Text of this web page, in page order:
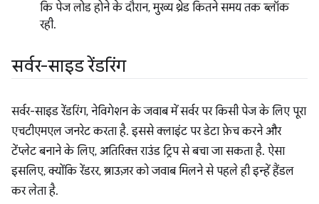
कि पेज लोड होने के दौरान, मुख्य थ्रेड कितने समय तक ब्लॉक
रही.
सर्वर-साइड रेंडरिंग
सर्वर-साइड रेंडरिंग, नेविगेशन के जवाब में सर्वर पर किसी पेज के लिए पूरा
एचटीएमएल जनरेट करता है. इससे क्लाइंट पर डेटा फ़ेच करने और
टेंप्लेट बनाने के लिए, अतिरिक्त राउंड ट्रिप से बचा जा सकता है. ऐसा
इसलिए, क्योंकि रेंडरर, ब्राउज़र को जवाब मिलने से पहले ही इन्हें हैंडल
कर लेता है.